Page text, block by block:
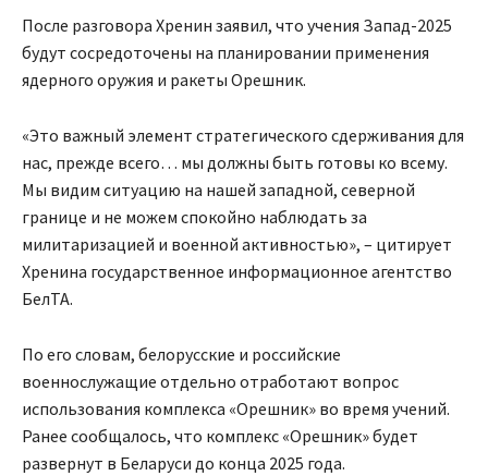
После разговора Хренин заявил, что учения Запад-2025
будут сосредоточены на планировании применения
ядерного оружия и ракеты Орешник.
«Это важный элемент стратегического сдерживания для
нас, прежде всего… мы должны быть готовы ко всему.
Мы видим ситуацию на нашей западной, северной
границе и не можем спокойно наблюдать за
милитаризацией и военной активностью», – цитирует
Хренина государственное информационное агентство
БелТА.
По его словам, белорусские и российские
военнослужащие отдельно отработают вопрос
использования комплекса «Орешник» во время учений.
Ранее сообщалось, что комплекс «Орешник» будет
развернут в Беларуси до конца 2025 года.